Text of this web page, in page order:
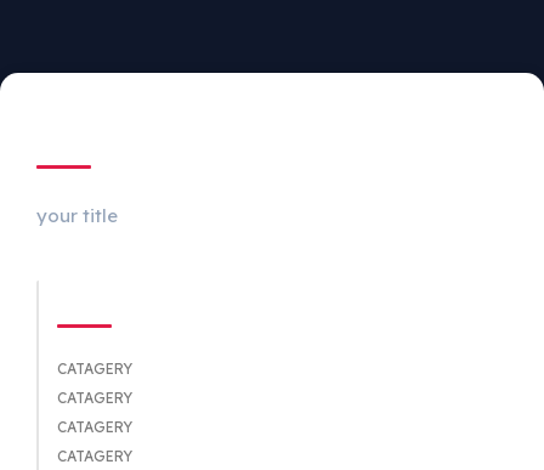
your title
CATAGERY
CATAGERY
CATAGERY
CATAGERY